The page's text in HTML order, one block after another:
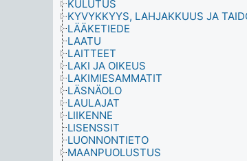
KULUTUS
KYVYKKYYS, LAHJAKKUUS JA
LÄÄKETIEDE
LAATU
LAITTEET
LAKI JA OIKEUS
LAKIMIESAMMATIT
LÄSNÄOLO
LAULAJAT
LIIKENNE
LISENSSIT
LUONNONTIETO
MAANPUOLUSTUS